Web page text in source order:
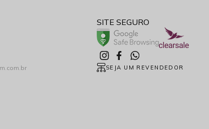
SITE SEGURO
SEJA UM REVENDEDOR